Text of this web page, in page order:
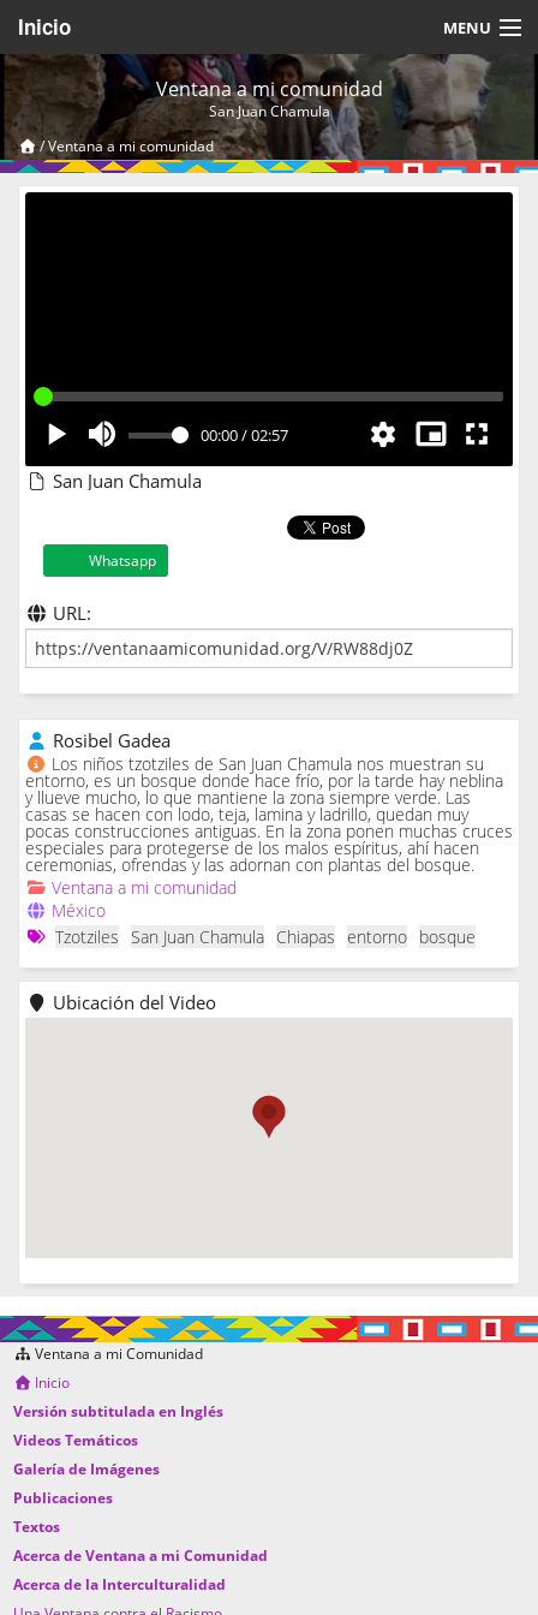
Inicio MENU
Acerca de
Videos Temáticos
Cerrar Sesión
Ventana a mi comunidad
San Juan Chamula
/Ventana a mi comunidad
00:00/02:57
San Juan Chamula
Whatsapp
URL:
Rosibel Gadea
Los niños tzotziles de San Juan Chamula nos muestran su
entorno, es un bosque donde hace frío, por la tarde hay neblina
y llueve mucho, lo que mantiene la zona siempre verde. Las
casas se hacen con lodo, teja, lamina y ladrillo, quedan muy
pocas construcciones antiguas. En la zona ponen muchas cruces
especiales para protegerse de los malos espíritus, ahí hacen
ceremonias, ofrendas y las adornan con plantas del bosque.
Ventana a mi comunidad
México
Tzotziles
San Juan Chamula Chiapas entorno bosque
Ubicación del Video
Ventana a mi Comunidad
Inicio
Versión subtitulada en Inglés
Videos Temáticos
Galería de Imágenes
Publicaciones
Textos
Acerca de Ventana a mi Comunidad
Acerca de la Interculturalidad